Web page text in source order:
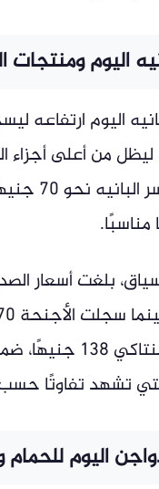
اليوم ومنتجات
ليظل من أعلى أجزاء
فيما سجل
مناسبًا.
بلغت أسعار
والدبابيس
تشهد تفاوتًا
اليوم للحمام